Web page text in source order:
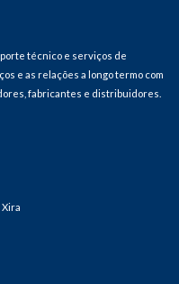
técnico e serviços de
e as relações a longo termo com
fabricantes e distribuidores.